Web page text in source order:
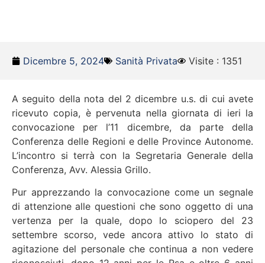
Dicembre 5, 2024 Sanità Privata Visite : 1351
A seguito della nota del 2 dicembre u.s. di cui avete
ricevuto copia, è pervenuta nella giornata di ieri la
convocazione per l’11 dicembre, da parte della
Conferenza delle Regioni e delle Province Autonome.
L’incontro si terrà con la Segretaria Generale della
Conferenza, Avv. Alessia Grillo.
Pur apprezzando la convocazione come un segnale
di attenzione alle questioni che sono oggetto di una
vertenza per la quale, dopo lo sciopero del 23
settembre scorso, vede ancora attivo lo stato di
agitazione del personale che continua a non vedere